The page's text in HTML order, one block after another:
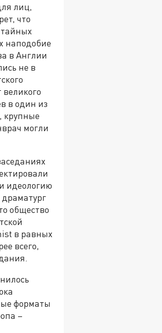
лиц,
что
наподобие
в Англии
не в
в один из
крупные
могли
идеологию
общество
в равных
всего,
форматы
–